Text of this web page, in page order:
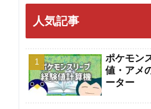
人気記事
ポケモン
値・アメ
ーター